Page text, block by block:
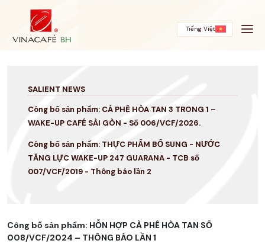
Tiếng Việt
SALIENT NEWS
Công bố sản phẩm: CÀ PHÊ HÒA TAN 3 TRONG 1 –
WAKE-UP CAFÉ SÀI GÒN - Số 006/VCF/2026.
Công bố sản phẩm: THỰC PHẨM BỔ SUNG - NƯỚC
TĂNG LỰC WAKE-UP 247 GUARANA - TCB số
007/VCF/2019 - Thông báo lần 2
Công bố sản phẩm: HỖN HỢP CÀ PHÊ HÒA TAN SỐ
008/VCF/2024 – THÔNG BÁO LẦN 1